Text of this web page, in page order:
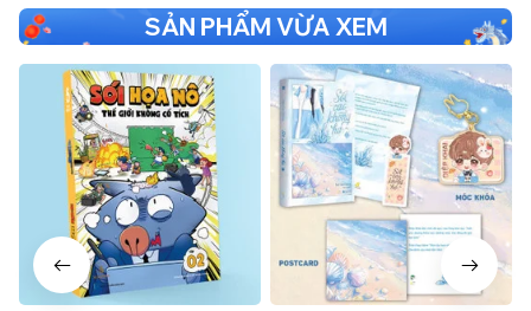
SẢN PHẨM VỪA XEM